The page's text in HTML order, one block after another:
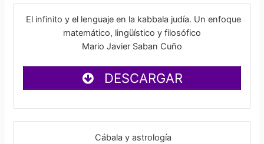
El infinito y el lenguaje en la kabbala judía. Un enfoque
matemático, lingüístico y filosófico
Mario Javier Saban Cuño
DESCARGAR
Cábala y astrología